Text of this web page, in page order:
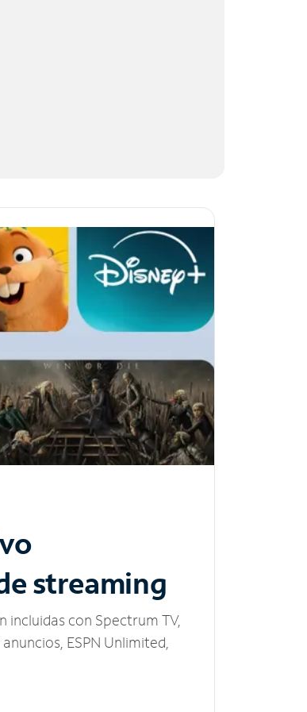
streaming
incluidas con Spectrum TV,
ESPN Unlimited,